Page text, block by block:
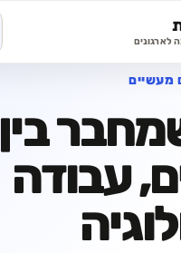
לארגונים
בין
עבודה